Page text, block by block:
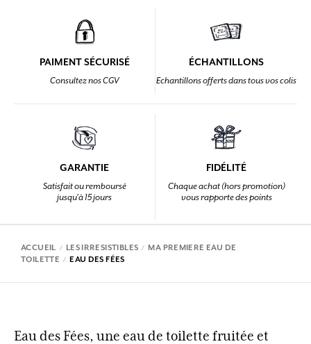
PAIMENT SÉCURISÉ
Consultez nos CGV
ÉCHANTILLONS
Echantillons offerts dans tous vos colis
GARANTIE
Satisfait ou remboursé
jusqu'à 15 jours
FIDÉLITÉ
Chaque achat (hors promotion)
vous rapporte des points
ACCUEIL LES IRRESISTIBLES
MA PREMIERE EAU DE
TOILETTE
EAU DES FÉES
Eau des Fées, une eau de toilette fruitée et